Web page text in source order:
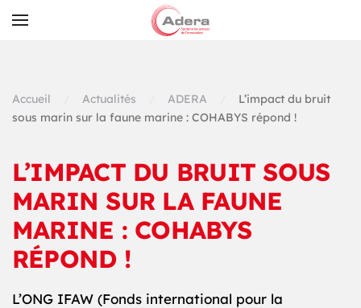
Skip to main content
Accueil Actualités ADERA
L’impact du bruit
sous marin sur la faune marine : COHABYS répond !
L’IMPACT DU BRUIT SOUS
MARIN SUR LA FAUNE
MARINE : COHABYS
RÉPOND !
L’ONG IFAW (Fonds international pour la